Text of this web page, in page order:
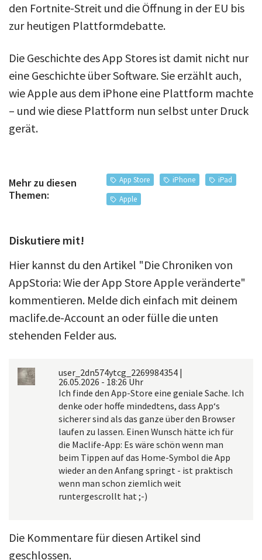
den Fortnite-Streit und die Öffnung in der EU bis
zur heutigen Plattformdebatte.
Die Geschichte des App Stores ist damit nicht nur
eine Geschichte über Software. Sie erzählt auch,
wie Apple aus dem iPhone eine Plattform machte
– und wie diese Plattform nun selbst unter Druck
gerät.
Mehr zu diesen
Themen:
App Store iPhone
iPad
Apple
Diskutiere mit!
Hier kannst du den Artikel "Die Chroniken von
AppStoria: Wie der App Store Apple veränderte"
kommentieren. Melde dich einfach mit deinem
maclife.de-Account an oder fülle die unten
stehenden Felder aus.
user_2dn574ytcg_2269984354 |
26.05.2026 - 18:26 Uhr
Ich finde den App-Store eine geniale Sache. Ich
denke oder hoffe mindedtens, dass App‘s
sicherer sind als das ganze über den Browser
laufen zu lassen. Einen Wunsch hätte ich für
die Maclife-App: Es wäre schön wenn man
beim Tippen auf das Home-Symbol die App
wieder an den Anfang springt - ist praktisch
wenn man schon ziemlich weit
runtergescrollt hat ;-)
Die Kommentare für diesen Artikel sind
geschlossen.